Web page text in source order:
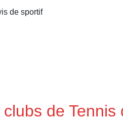
de sportif
de